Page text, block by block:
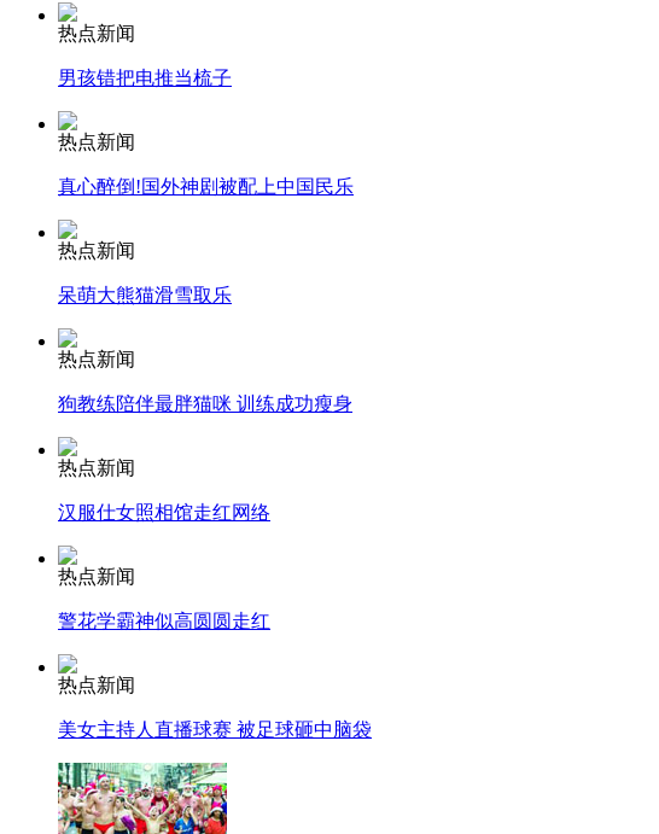
女孩北京地铁殴打老人 痛下狠手拳打脚踢
无痛分娩是否安全 医生回应
外交部：反对强权政治霸凌主义
外交部：有关国家言论片面不公正
安徽一实载49人客车翻车
走！跟着总书记去植树
消防员救轻生者 花炮节热闹非凡
纽约上演“枕头大战”
热点新闻
男孩错把电推当梳子
热点新闻
真心醉倒!国外神剧被配上中国民乐
热点新闻
呆萌大熊猫滑雪取乐
热点新闻
狗教练陪伴最胖猫咪 训练成功瘦身
热点新闻
汉服仕女照相馆走红网络
热点新闻
警花学霸神似高圆圆走红
热点新闻
美女主持人直播球赛 被足球砸中脑袋